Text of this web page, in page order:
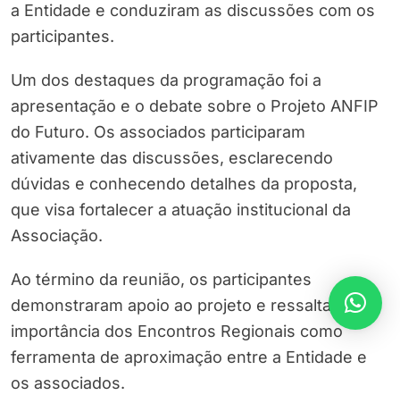
a Entidade e conduziram as discussões com os
participantes.
Um dos destaques da programação foi a
apresentação e o debate sobre o Projeto ANFIP
do Futuro. Os associados participaram
ativamente das discussões, esclarecendo
dúvidas e conhecendo detalhes da proposta,
que visa fortalecer a atuação institucional da
Associação.
Ao término da reunião, os participantes
demonstraram apoio ao projeto e ressaltaram a
importância dos Encontros Regionais como
ferramenta de aproximação entre a Entidade e
os associados.